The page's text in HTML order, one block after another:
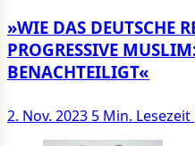
»WIE DAS DEUT­SCHE
PROGRESSIVE
BENACHTEILIGT«
2. Nov. 2023 5 Min. Lesezeit